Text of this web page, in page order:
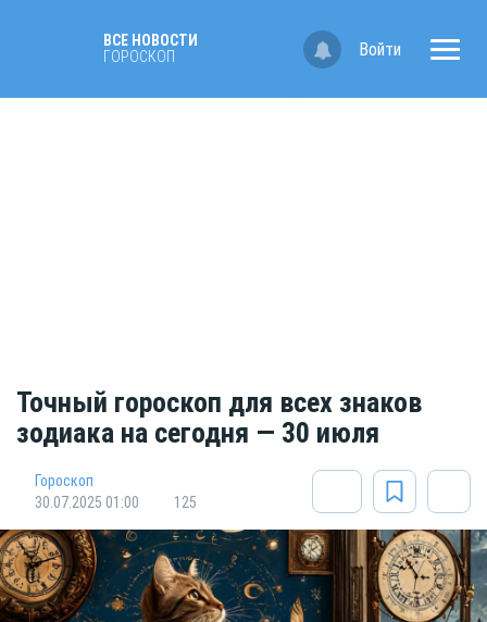
ВСЕ НОВОСТИ
ГОРОСКОП
Войти
Точный гороскоп для всех знаков
зодиака на сегодня — 30 июля
Гороскоп
30.07.2025 01:00
125